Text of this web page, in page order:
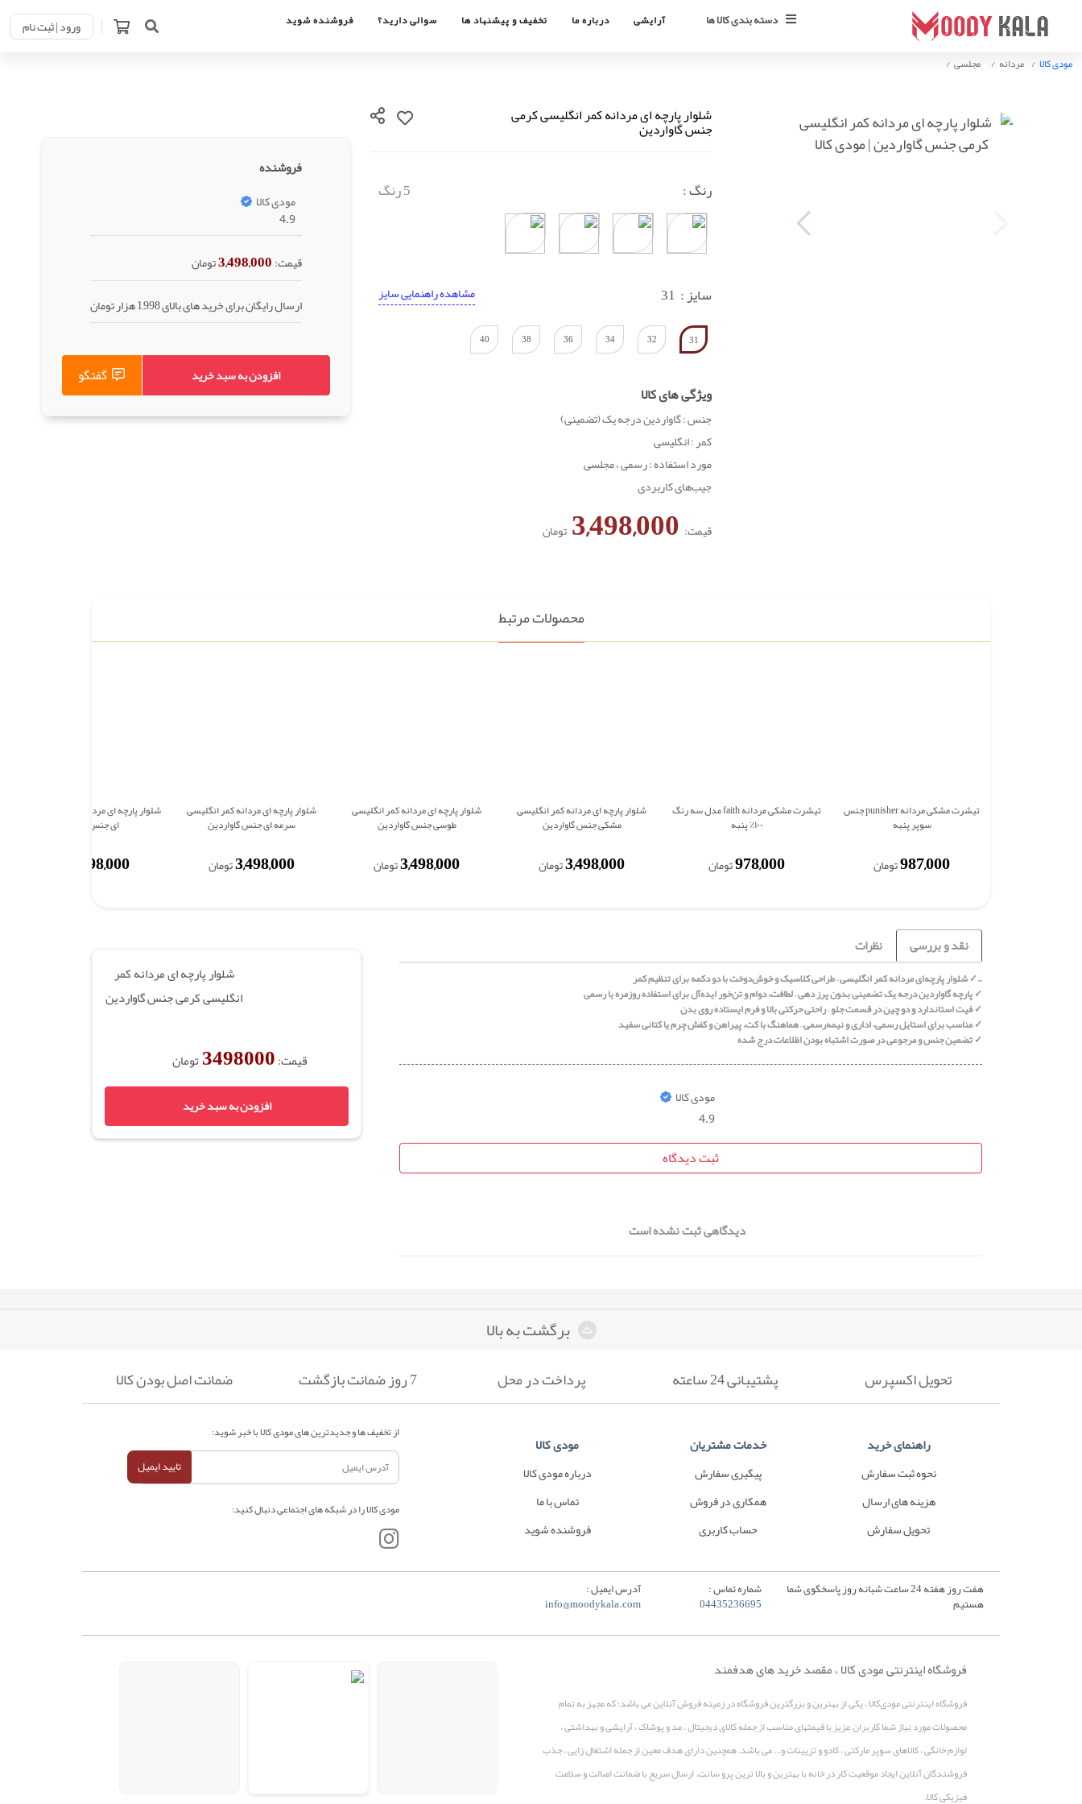
دسته بندی کالا ها آرایشی درباره ما تخفیف و پیشنهاد ها سوالی دارید؟ فروشنده شوید ورود | ثبت نام
مودی کالا مردانه مجلسی
شلوار پارچه ای مردانه کمر انگلیسی کرمی
جنس گاواردین
رنگ : 5 رنگ
سایز : 31 مشاهده راهنمایی سایز
31
32
34
36
38
40
ویژگی های کالا
جنس : گاواردین درجه یک (تضمینی)
کمر : انگلیسی
مورد استفاده : رسمی ، مجلسی
جیب‌های کاربردی
قیمت:
تومان
فروشنده
مودی کالا
4.9
قیمت:
تومان
ارسال رایگان برای خرید های بالای 1,998 هزار تومان
افزودن به سبد خرید گفتگو
محصولات مرتبط
تیشرت مشکی مردانه punisher جنس
سوپر پنبه
987,000تومان
تیشرت مشکی مردانه faith مدل سه رنگ
۱۰۰٪ پنبه
978,000تومان
شلوار پارچه ای مردانه کمر انگلیسی
مشکی جنس گاواردین
3,498,000تومان
شلوار پارچه ای مردانه کمر انگلیسی
طوسی جنس گاواردین
3,498,000تومان
شلوار پارچه ای مردانه کمر انگلیسی
سرمه ای جنس گاواردین
3,498,000تومان
شلوار پارچه ای مردانه کمر انگلیسی قهوه
ای جنس گاواردین
3,498,000
نقد و بررسی نظرات
..✓ شلوار پارچه‌ای مردانه کمر انگلیسی – طراحی کلاسیک و خوش‌دوخت با دو دکمه برای تنظیم کمر
✓ پارچه گاواردین درجه یک تضمینی بدون پرز دهی – لطافت، دوام و تن‌خور ایده‌آل برای استفاده روزمره یا رسمی
✓ فیت استاندارد و دو چین در قسمت جلو – راحتی حرکتی بالا و فرم ایستاده روی بدن
✓ مناسب برای استایل رسمی، اداری و نیمه‌رسمی – هماهنگ با کت، پیراهن و کفش چرم یا کتانی سفید
✓ تضمین جنس و مرجوعی در صورت اشتباه بودن اظلاعات درج شده
مودی کالا
4.9
ثبت دیدگاه
دیدگاهی ثبت نشده است
شلوار پارچه ای مردانه کمر
انگلیسی کرمی جنس گاواردین
قیمت:3498000 تومان
افزودن به سبد خرید
برگشت به بالا
تحویل اکسپرس پشتیبانی 24 ساعته پرداخت در محل 7 روز ضمانت بازگشت ضمانت اصل بودن کالا
راهنمای خرید
نحوه ثبت سفارش
هزینه های ارسال
تحویل سفارش
خدمات مشتریان
پیگیری سفارش
همکاری در فروش
حساب کاربری
مودی کالا
درباره مودی کالا
تماس با ما
فروشنده شوید
از تخفیف ها و جدیدترین های مودی کالا با خبر شوید:
تایید ایمیل
مودی کالا را در شبکه های اجتماعی دنبال کنید:
هفت روز هفته 24 ساعت شبانه روز پاسخگوی شما
هستیم
شماره تماس :
04435236695
آدرس ایمیل :
info@moodykala.com
فروشگاه اینترنتی مودی کالا ، مقصد خرید های هدفمند
فروشگاه اینترنتی مودی‌کالا ، یکی از بهترین و بزرگترین فروشگاه در زمینه فروش آنلاین می باشد؛ که مجهز به تمام
محصولات مورد نیاز شما کاربران عزیز با قیمتهای مناسب از جمله کالای دیجیتال ، مد و پوشاک ، آرایشی و بهداشتی ،
لوازم خانگی ، کالاهای سوپر مارکتی ، کادو و تزیینات و... می باشد. همچنین دارای هدف معین از جمله اشتغال زایی ، جذب
فروشندگان آنلاین ایجاد موقعیت کار در خانه با بهترین و بالا ترین پرو سانت. ارسال سریع با ضمانت اصالت و سلامت
فیزیکی کالا.